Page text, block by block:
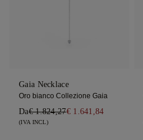
Gaia Necklace
Oro bianco Collezione Gaia
Da€ 1.824,27€ 1.641,84
(IVA INCL)